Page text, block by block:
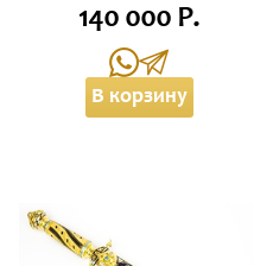
140 000 Р.
В корзину